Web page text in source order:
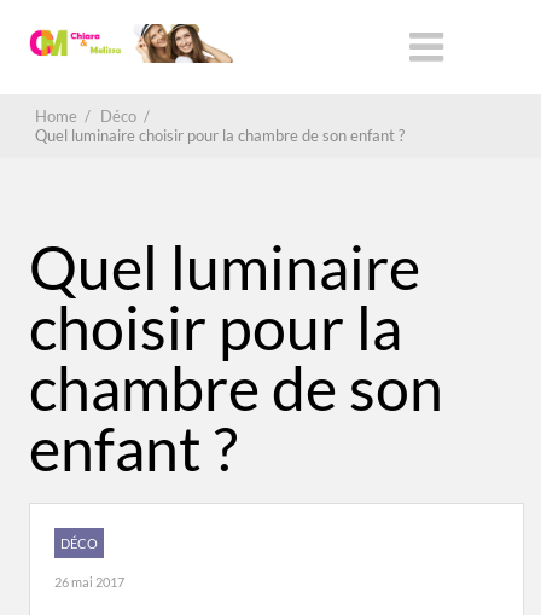
Home / Déco /
Quel luminaire choisir pour la chambre de son enfant ?
Quel luminaire
choisir pour la
chambre de son
enfant ?
DÉCO
26 mai 2017